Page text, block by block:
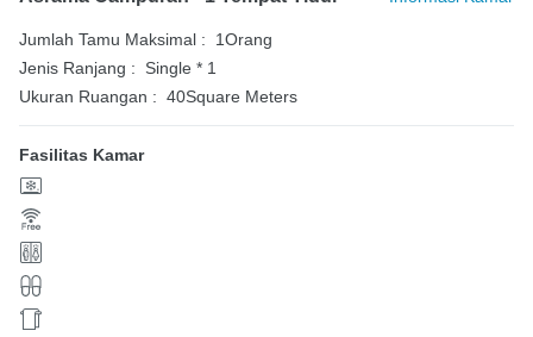
Jumlah Tamu Maksimal :
1Orang
Jenis Ranjang :
Single * 1
Ukuran Ruangan : 40Square Meters
Fasilitas Kamar